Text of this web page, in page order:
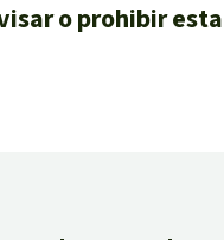
o prohibir